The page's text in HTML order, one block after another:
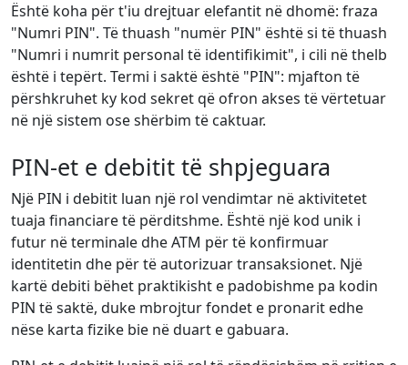
Është koha për t'iu drejtuar elefantit në dhomë: fraza
"Numri PIN". Të thuash "numër PIN" është si të thuash
"Numri i numrit personal të identifikimit", i cili në thelb
është i tepërt. Termi i saktë është "PIN": mjafton të
përshkruhet ky kod sekret që ofron akses të vërtetuar
në një sistem ose shërbim të caktuar.
PIN-et e debitit të shpjeguara
Një PIN i debitit luan një rol vendimtar në aktivitetet
tuaja financiare të përditshme. Është një kod unik i
futur në terminale dhe ATM për të konfirmuar
identitetin dhe për të autorizuar transaksionet. Një
kartë debiti bëhet praktikisht e padobishme pa kodin
PIN të saktë, duke mbrojtur fondet e pronarit edhe
nëse karta fizike bie në duart e gabuara.